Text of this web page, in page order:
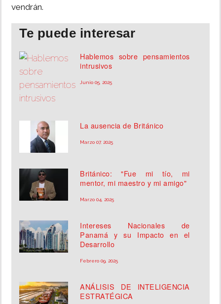
vendrán.
Te puede interesar
Hablemos sobre pensamientos
intrusivos
Junio 05, 2025
La ausencia de Británico
Marzo 07, 2025
Británico: "Fue mi tío, mi
mentor, mi maestro y mi amigo"
Marzo 04, 2025
Intereses Nacionales de
Panamá y su Impacto en el
Desarrollo
Febrero 09, 2025
ANÁLISIS DE INTELIGENCIA
ESTRATÉGICA